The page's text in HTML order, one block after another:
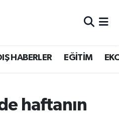
HABERLER EĞİTİM
haftanın